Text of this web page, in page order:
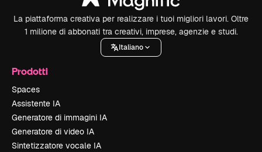
La piattaforma creativa per realizzare i tuoi migliori lavori. Oltre
1 milione di abbonati tra creativi, imprese, agenzie e studi.
Italiano
Prodotti
Spaces
Assistente IA
Generatore di immagini IA
Generatore di video IA
Sintetizzatore vocale IA